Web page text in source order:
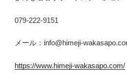
079-222-9151
メール：info@himeji-
https://www.himeji-wakasapo.com/